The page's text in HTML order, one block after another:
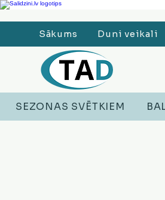
Ledusskapji, Sadzīves tehnika,
Sākums Duni veikali
SEZONAS SVĒTKIEM